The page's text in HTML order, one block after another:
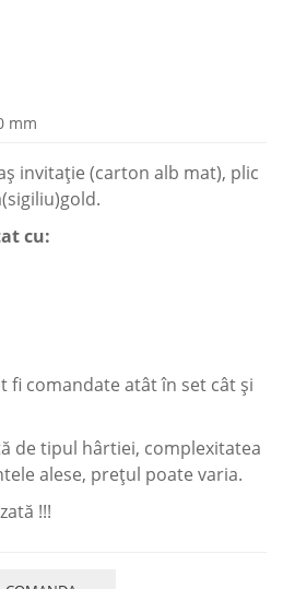
mm
invitaţie (carton alb mat), plic
cu:
fi сomandate atât în set cât şi
de tipul hârtiei, complexitatea
alese, preţul poate varia.
!!!